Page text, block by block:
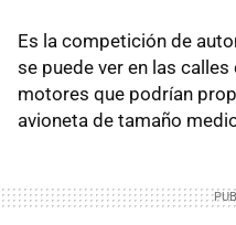
Es la competición de
se puede ver en las calles
motores que podrían
avioneta de tamaño